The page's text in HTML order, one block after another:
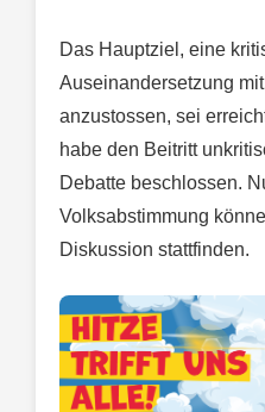
Das Hauptziel, eine
Auseinandersetzung
anzustossen, sei
habe den Beitritt
Debatte beschlossen.
Volksabstimmung
Diskussion stattfinden.